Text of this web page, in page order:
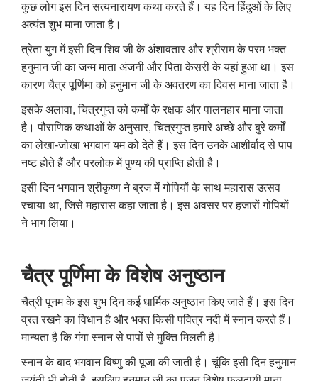
कुछ लोग इस दिन सत्यनारायण कथा करते हैं। यह दिन हिंदुओं के लिए
अत्यंत शुभ माना जाता है।
त्रेता युग में इसी दिन शिव जी के अंशावतार और श्रीराम के परम भक्त
हनुमान जी का जन्म माता अंजनी और पिता केसरी के यहां हुआ था। इस
कारण चैत्र पूर्णिमा को हनुमान जी के अवतरण का दिवस माना जाता है।
इसके अलावा, चित्रगुप्त को कर्मों के रक्षक और पालनहार माना जाता
है। पौराणिक कथाओं के अनुसार, चित्रगुप्त हमारे अच्छे और बुरे कर्मों
का लेखा-जोखा भगवान यम को देते हैं। इस दिन उनके आशीर्वाद से पाप
नष्ट होते हैं और परलोक में पुण्य की प्राप्ति होती है।
इसी दिन भगवान श्रीकृष्ण ने ब्रज में गोपियों के साथ महारास उत्सव
रचाया था, जिसे महारास कहा जाता है। इस अवसर पर हजारों गोपियों
ने भाग लिया।
चैत्र पूर्णिमा के विशेष अनुष्ठान
चैत्री पूनम के इस शुभ दिन कई धार्मिक अनुष्ठान किए जाते हैं। इस दिन
व्रत रखने का विधान है और भक्त किसी पवित्र नदी में स्नान करते हैं।
मान्यता है कि गंगा स्नान से पापों से मुक्ति मिलती है।
स्नान के बाद भगवान विष्णु की पूजा की जाती है। चूंकि इसी दिन हनुमान